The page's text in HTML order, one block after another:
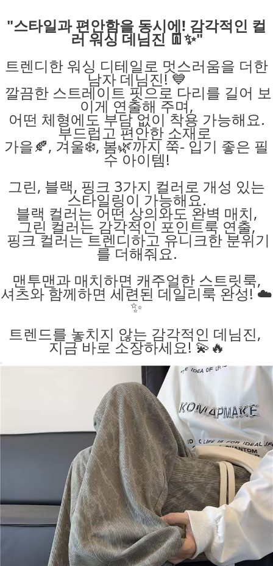
"스타일과 편안함을 동시에! 감각적인 컬
러 워싱 데님진 👖✨"
트렌디한 워싱 디테일로 멋스러움을 더한
남자 데님진! 💙
깔끔한 스트레이트 핏으로 다리를 길어 보
이게 연출해 주며,
어떤 체형에도 부담 없이 착용 가능해요.
부드럽고 편안한 소재로
가을🍂, 겨울❄️, 봄🌿까지 쭉- 입기 좋은 필
수 아이템!
그린, 블랙, 핑크 3가지 컬러로 개성 있는
스타일링이 가능해요.
블랙 컬러는 어떤 상의와도 완벽 매치,
그린 컬러는 감각적인 포인트룩 연출,
핑크 컬러는 트렌디하고 유니크한 분위기
를 더해줘요.
맨투맨과 매치하면 캐주얼한 스트릿룩,
셔츠와 함께하면 세련된 데일리룩 완성! ☁️
✨
트렌드를 놓치지 않는 감각적인 데님진,
지금 바로 소장하세요! 💫🔥